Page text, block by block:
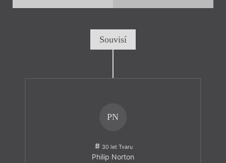
Souvisí
PN
30 let Tvaru
Philip Norton